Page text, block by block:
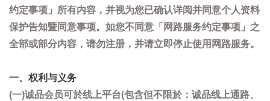
约定事项」所有内容，并视为您已确认详阅并同意个人资料
保护告知暨同意事项。如您不同意「网路服务约定事项」之
全部或部分内容，请勿注册，并请立即停止使用网路服务。
一、权利与义务
(一)诚品会员可於线上平台(包含但不限於：诚品线上通路、